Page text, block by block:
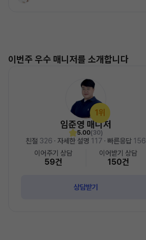
이번주 우수 매니저를 소개합니다
1위
임준영 매니저
5.00(30)
친절 326 · 자세한 설명 117 · 빠른응답 156
이어주기 상담
59건
이어받기 상담
150건
상담받기